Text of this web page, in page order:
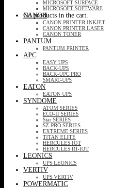
No products in the cart.
MICROSOFT SURFACE
MICROSOFT SOFTWARE
CANON
CANON PRINTER INKJET
CANON PRINTER LASER
CANON TONER
PANTUM
PANTUM PRINTER
APC
EASY UPS
BACK-UPS
BACK-UPC PRO
SMART-UPS
EATON
EATON UPS
SYNDOME
ATOM SERIES
ECO-II SERIES
Star SERIES
SZ-PRO SERIES
EXTREME SERIES
TITAN ELITE
HERCULES IOT
HERCULES RT-IOT
LEONICS
UPS LEONICS
VERTIV
UPS VERTIV
POWERMATIC